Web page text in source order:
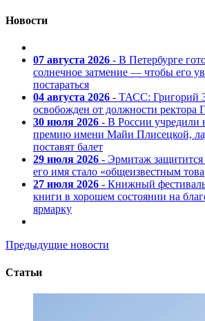
Новости
07 августа 2026 - В Петербурге
солнечное затмение — чтобы его
постараться
04 августа 2026 - ТАСС: Григорий
освобожден от должности
30 июля 2026 - В России учредили
премию имени Майи Плисецкой,
поставят балет
29 июля 2026 - Эрмитаж
его имя стало «общеизвестным
27 июля 2026 - Книжный
книги в хорошем состоянии на
ярмарку
Предыдущие новости
Статьи